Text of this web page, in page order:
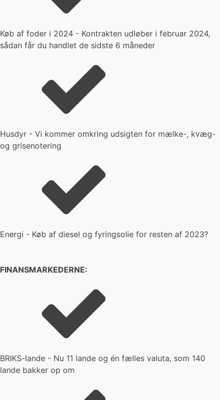
Køb af foder i 2024 - Kontrakten udløber i februar 2024,
sådan får du handlet de sidste 6 måneder
Husdyr - Vi kommer omkring udsigten for mælke-, kvæg-
og grisenotering
Energi - Køb af diesel og fyringsolie for resten af 2023?
FINANSMARKEDERNE:
BRIKS-lande - Nu 11 lande og én fælles valuta, som 140
lande bakker op om